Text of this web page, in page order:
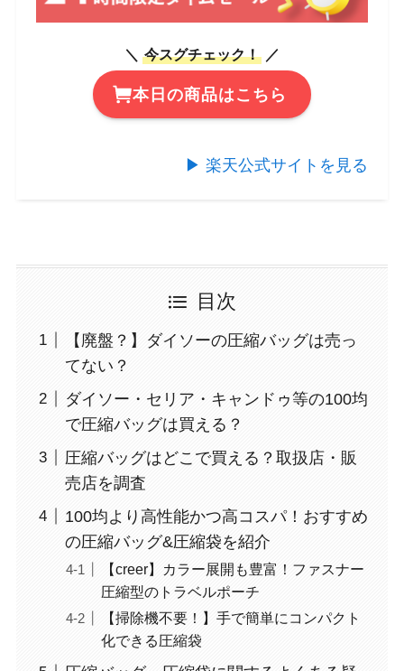
＼ 今スグチェック！ ／
本日の商品はこちら
▶︎ 楽天公式サイトを見る
目次
【廃盤？】ダイソーの圧縮バッグは売っ
てない？
ダイソー・セリア・キャンドゥ等の100均
で圧縮バッグは買える？
圧縮バッグはどこで買える？取扱店・販
売店を調査
100均より高性能かつ高コスパ！おすすめ
の圧縮バッグ&圧縮袋を紹介
【creer】カラー展開も豊富！ファスナー
圧縮型のトラベルポーチ
【掃除機不要！】手で簡単にコンパクト
化できる圧縮袋